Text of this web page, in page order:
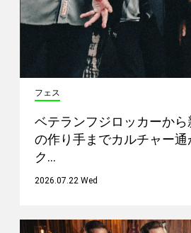
フェス
ベテランフジロッカーか
の作り手までカルチャー通
ク…
2026.07.22 Wed